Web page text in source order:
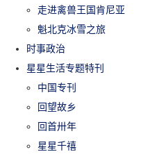
走进禽兽王国肯尼亚
魁北克冰雪之旅
时事政治
星星生活专题特刊
中国专刊
回望故乡
回首卅年
星星千禧